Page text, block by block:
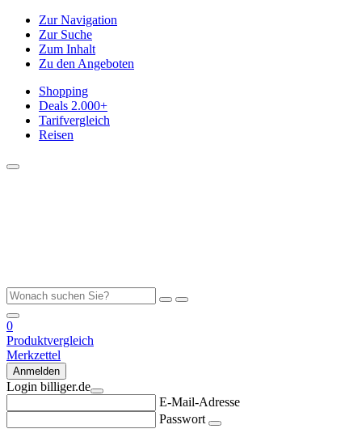
Zur Navigation
Zur Suche
Zum Inhalt
Zu den Angeboten
Shopping
Deals 2.000+
Tarifvergleich
Reisen
0
Produktvergleich
Merkzettel
Anmelden
Login billiger.de
E-Mail-Adresse
Passwort